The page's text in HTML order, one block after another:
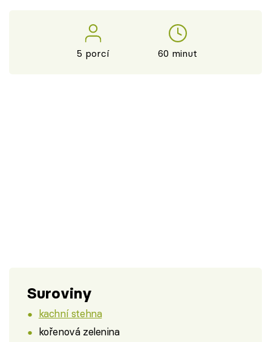
5 porcí 60 minut
Suroviny
kachní stehna
kořenová zelenina